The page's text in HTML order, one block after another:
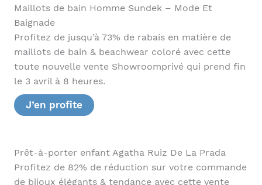
Maillots de bain Homme Sundek – Mode Et
Baignade
Profitez de jusqu’à 73% de rabais en matière de
maillots de bain & beachwear coloré avec cette
toute nouvelle vente Showroomprivé qui prend fin
le 3 avril à 8 heures.
J’en profite
Prêt-à-porter enfant Agatha Ruiz De La Prada
Profitez de 82% de réduction sur votre commande
de bijoux élégants & tendance avec cette vente